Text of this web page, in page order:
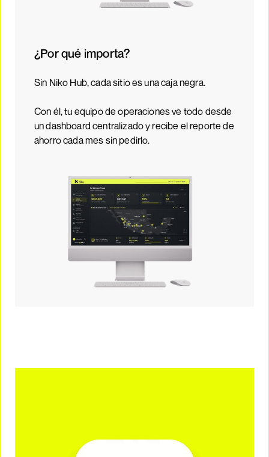
¿Por qué importa?
Sin Niko Hub, cada sitio es una caja negra.
Con él, tu equipo de operaciones ve todo desde
un dashboard centralizado y recibe el reporte de
ahorro cada mes sin pedirlo.